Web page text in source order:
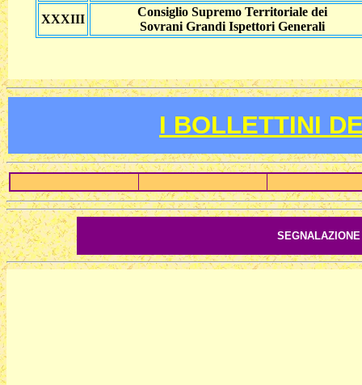
XXXIII
Consiglio Supremo Territoriale dei
Sovrani Grandi Ispettori Generali
I BOLLETTINI